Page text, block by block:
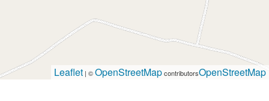
Leaflet | ©OpenStreetMapcontributorsOpenStreetMap